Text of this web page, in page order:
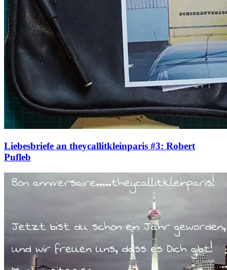
Liebesbriefe an theycallitkleinparis #3: Robert
Pufleb